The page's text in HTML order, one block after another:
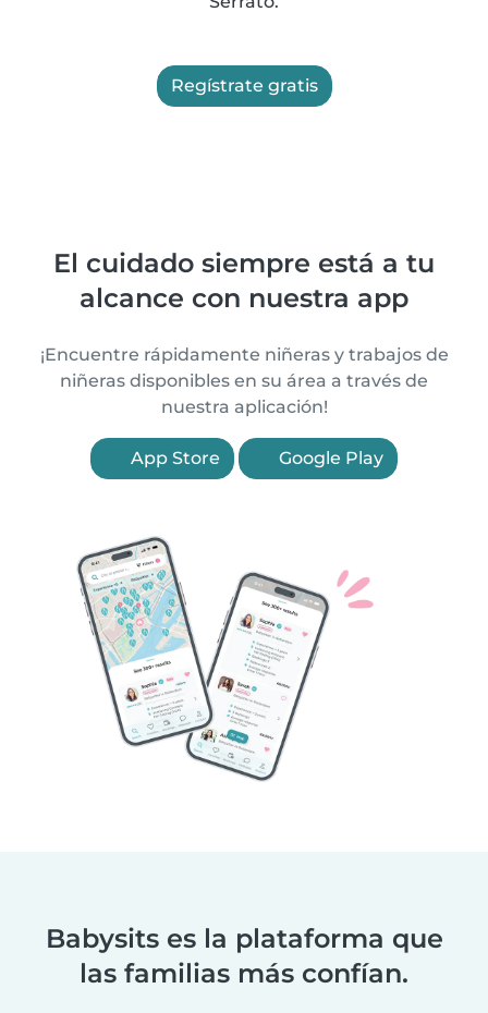
Regístrate gratis
El cuidado siempre está a tu
alcance con nuestra app
¡Encuentre rápidamente niñeras y trabajos de
niñeras disponibles en su área a través de
nuestra aplicación!
App Store Google Play
Babysits es la plataforma que
las familias más confían.